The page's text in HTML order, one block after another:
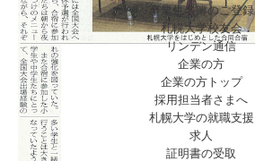
卒業生名簿のご登録
札幌大学校友会
リンデン通信
企業の方
企業の方トップ
採用担当者さまへ
札幌大学の就職支援
求人
証明書の受取